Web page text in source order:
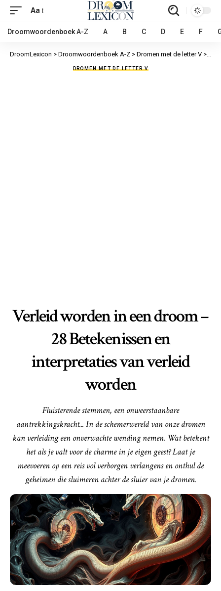
Aa
Droomwoordenboek A-Z A B C D E F
DroomLexicon > Droomwoordenboek A-Z > Dromen met de letter V >
DROMEN MET DE LETTER V
Verleid worden in een droom –
28 Betekenissen en
interpretaties van verleid
worden
Fluisterende stemmen, een onweerstaanbare
aantrekkingskracht... In de schemerwereld van onze dromen
kan verleiding een onverwachte wending nemen. Wat betekent
het als je valt voor de charme in je eigen geest? Laat je
meevoeren op een reis vol verborgen verlangens en onthul de
geheimen die sluimeren achter de sluier van je dromen.